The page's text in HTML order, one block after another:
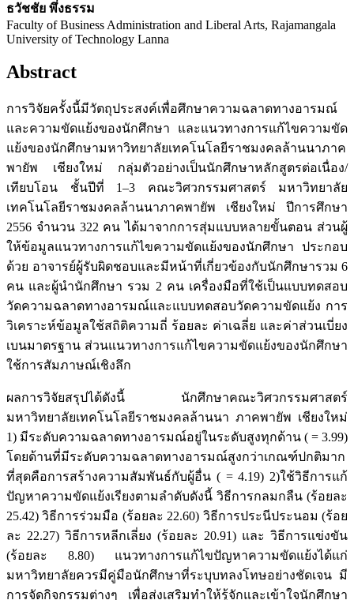
ธวัชชัย พึ่งธรรม
Faculty of Business Administration and Liberal Arts, Rajamangala
University of Technology Lanna
Abstract
การวิจัยครั้งนี้มีวัตถุประสงค์เพื่อศึกษาความฉลาดทางอารมณ์
และความขัดแย้งของนักศึกษา และแนวทางการแก้ไขความขัด
แย้งของนักศึกษามหาวิทยาลัยเทคโนโลยีราชมงคลล้านนาภาค
พายัพ เชียงใหม่ กลุ่มตัวอย่างเป็นนักศึกษาหลักสูตรต่อเนื่อง/
เทียบโอน ชั้นปีที่ 1–3 คณะวิศวกรรมศาสตร์ มหาวิทยาลัย
เทคโนโลยีราชมงคลล้านนาภาคพายัพ เชียงใหม่ ปีการศึกษา
2556 จำนวน 322 คน ได้มาจากการสุ่มแบบหลายขั้นตอน ส่วนผู้
ให้ข้อมูลแนวทางการแก้ไขความขัดแย้งของนักศึกษา ประกอบ
ด้วย อาจารย์ผู้รับผิดชอบและมีหน้าที่เกี่ยวข้องกับนักศึกษารวม 6
คน และผู้นำนักศึกษา รวม 2 คน เครื่องมือที่ใช้เป็นแบบทดสอบ
วัดความฉลาดทางอารมณ์และแบบทดสอบวัดความขัดแย้ง การ
วิเคราะห์ข้อมูลใช้สถิติความถี่ ร้อยละ ค่าเฉลี่ย และค่าส่วนเบี่ยง
เบนมาตรฐาน ส่วนแนวทางการแก้ไขความขัดแย้งของนักศึกษา
ใช้การสัมภาษณ์เชิงลึก
ผลการวิจัยสรุปได้ดังนี้ นักศึกษาคณะวิศวกรรมศาสตร์
มหาวิทยาลัยเทคโนโลยีราชมงคลล้านนา ภาคพายัพ เชียงใหม่
1) มีระดับความฉลาดทางอารมณ์อยู่ในระดับสูงทุกด้าน ( = 3.99)
โดยด้านที่มีระดับความฉลาดทางอารมณ์สูงกว่าเกณฑ์ปกติมาก
ที่สุดคือการสร้างความสัมพันธ์กับผู้อื่น ( = 4.19) 2)ใช้วิธีการแก้
ปัญหาความขัดแย้งเรียงตามลำดับดังนี้ วิธีการกลมกลืน (ร้อยละ
25.42) วิธีการร่วมมือ (ร้อยละ 22.60) วิธีการประนีประนอม (ร้อย
ละ 22.27) วิธีการหลีกเลี่ยง (ร้อยละ 20.91) และ วิธีการแข่งขัน
(ร้อยละ 8.80) แนวทางการแก้ไขปัญหาความขัดแย้งได้แก่
มหาวิทยาลัยควรมีคู่มือนักศึกษาที่ระบุบทลงโทษอย่างชัดเจน มี
การจัดกิจกรรมต่างๆ เพื่อส่งเสริมทำให้รู้จักและเข้าใจนักศึกษา